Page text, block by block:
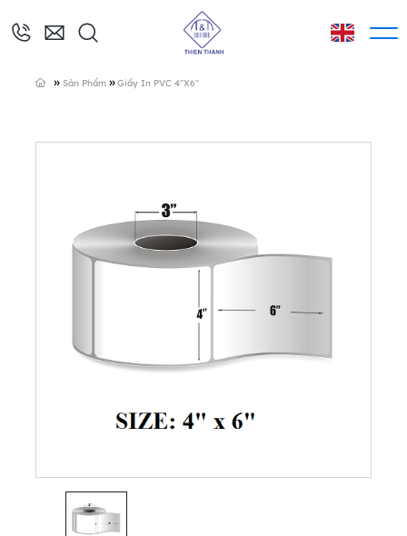
» Sản Phẩm » Giấy In PVC 4″x6″